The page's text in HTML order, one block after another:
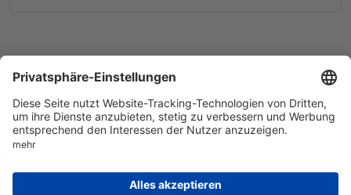
© 1998-2026by GSC Research GmbH
Datenschutz